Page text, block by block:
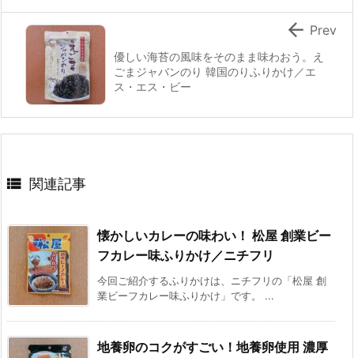
優しい海苔の風味をそのまま味わおう。え
ごまジャバンのり 韓国のりふりかけ／エ
ス・エス・ビー
 Prev
 関連記事
懐かしいカレーの味わい！ 松屋 創業ビー
フカレー味ふりかけ／ニチフリ
今回ご紹介するふりかけは、ニチフリの「松屋 創
業ビーフカレー味ふりかけ」です。 ...
地養卵のコクがすごい！地養卵使用 濃厚